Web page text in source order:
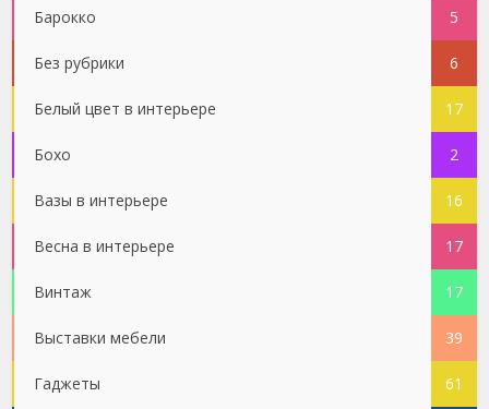
Барокко 5
Без рубрики 6
Белый цвет в интерьере 17
Бохо 2
Вазы в интерьере 16
Весна в интерьере 17
Винтаж 17
Выставки мебели 39
Гаджеты 61